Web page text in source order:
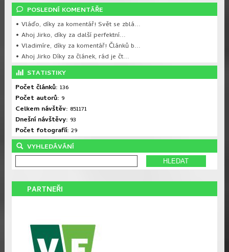
POSLEDNÍ KOMENTÁŘE
• Vláďo, díky za komentář! Svět se zblá...
• Ahoj Jirko, díky za další perfektní...
• Vladimíre, díky za komentář! Článků b...
• Ahoj Jirko Díky za článek, rád je čt...
STATISTIKY
Počet článků: 136
Počet autorů: 9
Celkem návštěv: 851171
Dnešní návštěvy: 93
Počet fotografií: 29
VYHLEDÁVÁNÍ
PARTNEŘI